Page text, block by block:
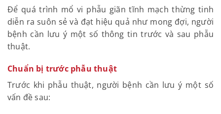
Để quá trình mổ vi phẫu giãn tĩnh mạch thừng tinh
diễn ra suôn sẻ và đạt hiệu quả như mong đợi, người
bệnh cần lưu ý một số thông tin trước và sau phẫu
thuật.
Chuẩn bị trước phẫu thuật
Trước khi phẫu thuật, người bệnh cần lưu ý một số
vấn đề sau: